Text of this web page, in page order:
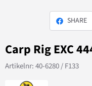
SHARE
Carp Rig EXC
Artikelnr:40-6280 / F133